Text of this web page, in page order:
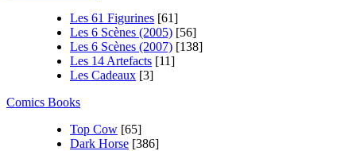
Les 61 Figurines [61]
Les 6 Scènes (2005) [56]
Les 6 Scènes (2007) [138]
Les 14 Artefacts [11]
Les Cadeaux [3]
Comics Books
Top Cow [65]
Dark Horse [386]